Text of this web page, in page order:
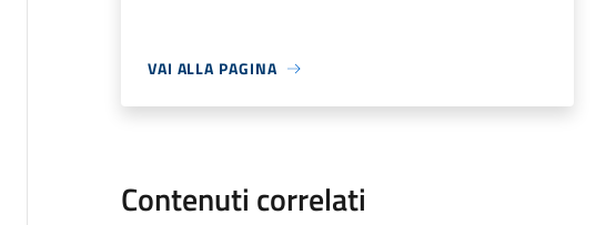
VAI ALLA PAGINA
Contenuti correlati